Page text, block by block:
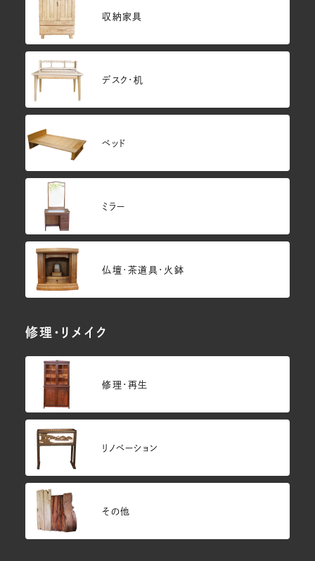
収納家具
デスク・机
ベッド
ミラー
仏壇･茶道具・火鉢
修理・リメイク
修理・再生
リノベーション
その他